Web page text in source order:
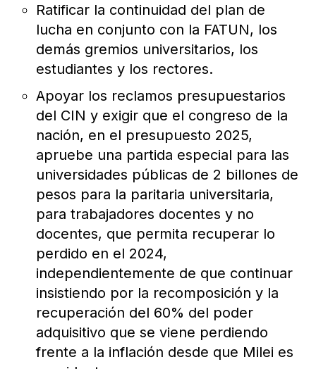
Ratificar la continuidad del plan de
lucha en conjunto con la FATUN, los
demás gremios universitarios, los
estudiantes y los rectores.
Apoyar los reclamos presupuestarios
del CIN y exigir que el congreso de la
nación, en el presupuesto 2025,
apruebe una partida especial para las
universidades públicas de 2 billones de
pesos para la paritaria universitaria,
para trabajadores docentes y no
docentes, que permita recuperar lo
perdido en el 2024,
independientemente de que continuar
insistiendo por la recomposición y la
recuperación del 60% del poder
adquisitivo que se viene perdiendo
frente a la inflación desde que Milei es